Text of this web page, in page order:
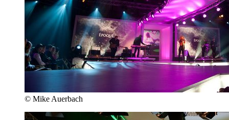
© Mike Auerbach